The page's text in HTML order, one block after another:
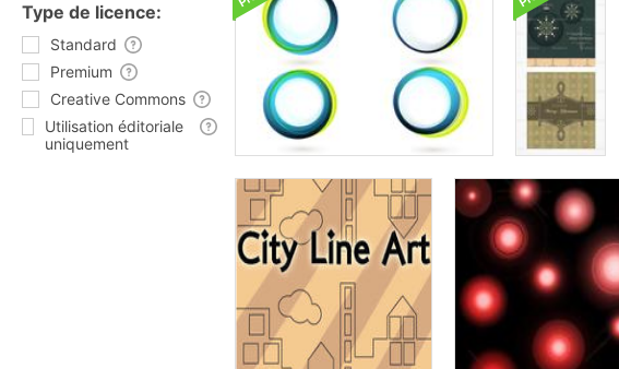
Type de licence:
Standard
Premium
Creative Commons
Utilisation éditoriale
uniquement